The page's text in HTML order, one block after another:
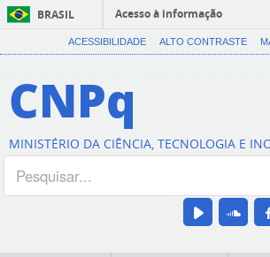
BRASIL
Acesso à informação
ACESSIBILIDADE ALTO CONTRASTE
CNPq
MINISTÉRIO DA CIÊNCIA, TECNOLOGIA E